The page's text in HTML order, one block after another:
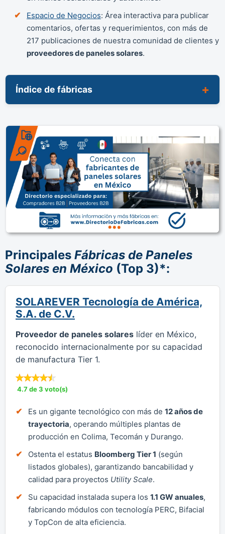
Espacio de Negocios: Área interactiva para publicar
comentarios, ofertas y requerimientos, con más de
217 publicaciones de nuestra comunidad de clientes y
proveedores de paneles solares.
Índice de fábricas
Principales Fábricas de Paneles
Solares en México (Top 3)*:
SOLAREVER Tecnología de América,
S.A. de C.V.
Proveedor de paneles solares líder en México,
reconocido internacionalmente por su capacidad
de manufactura Tier 1.
4.7 de 3 voto(s)
Es un gigante tecnológico con más de 12 años de
trayectoria, operando múltiples plantas de
producción en Colima, Tecomán y Durango.
Ostenta el estatus Bloomberg Tier 1 (según
listados globales), garantizando bancabilidad y
calidad para proyectos Utility Scale.
Su capacidad instalada supera los 1.1 GW anuales,
fabricando módulos con tecnología PERC, Bifacial
y TopCon de alta eficiencia.